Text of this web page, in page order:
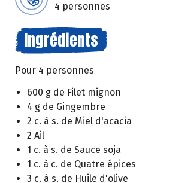
4 personnes
Ingrédients
Pour 4 personnes
600 g de Filet mignon
4 g de Gingembre
2 c. à s. de Miel d'acacia
2 Ail
1 c. à s. de Sauce soja
1 c. à c. de Quatre épices
3 c. à s. de Huile d'olive